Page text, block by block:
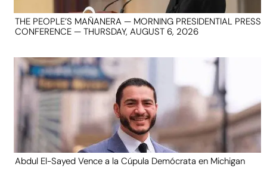
THE PEOPLE’S MAÑANERA — MORNING PRESIDENTIAL PRESS
CONFERENCE — THURSDAY, AUGUST 6, 2026
Abdul El-Sayed Vence a la Cúpula Demócrata en Michigan